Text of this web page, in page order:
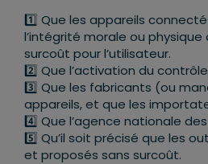
1️⃣ Que les appareils
l’intégrité morale ou
surcoût pour l’utilisateur.
2️⃣ Que l’activation du
3️⃣ Que les fabricants (ou
appareils, et que les
4️⃣ Que l’agence nationale
5️⃣ Qu’il soit précisé que les
et proposés sans surcoût.